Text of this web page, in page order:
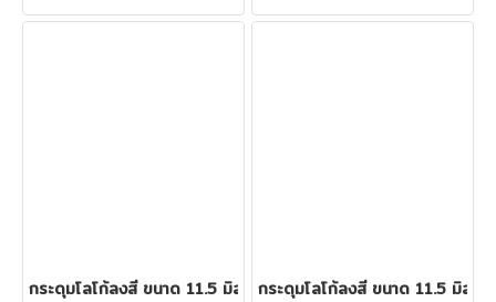
กระดุมโลโก้ลงสี ขนาด 11.5 มิล
กระดุมโลโก้ลงสี ขนาด 11.5 มิล